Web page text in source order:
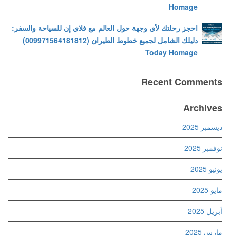
Homage
احجز رحلتك لأي وجهة حول العالم مع فلاي إن للسياحة والسفر:
دليلك الشامل لجميع خطوط الطيران (009971564181812)
Today Homage
Recent Comments
Archives
ديسمبر 2025
نوفمبر 2025
يونيو 2025
مايو 2025
أبريل 2025
مارس 2025